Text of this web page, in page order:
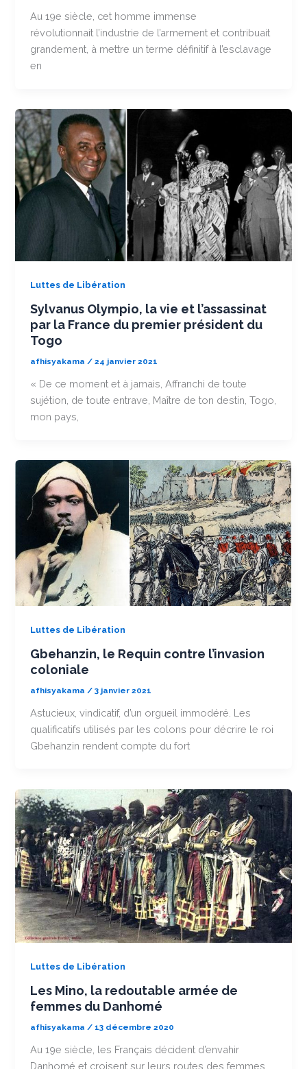
Au 19e siècle, cet homme immense
révolutionnait l’industrie de l’armement et contribuait
grandement, à mettre un terme définitif à l’esclavage
en
Luttes de Libération
Sylvanus Olympio, la vie et l’assassinat
par la France du premier président du
Togo
afhisyakama/24 janvier 2021
« De ce moment et à jamais, Affranchi de toute
sujétion, de toute entrave, Maître de ton destin, Togo,
mon pays,
Luttes de Libération
Gbehanzin, le Requin contre l’invasion
coloniale
afhisyakama /3 janvier 2021
Astucieux, vindicatif, d’un orgueil immodéré. Les
qualificatifs utilisés par les colons pour décrire le roi
Gbehanzin rendent compte du fort
Luttes de Libération
Les Mino, la redoutable armée de
femmes du Danhomé
afhisyakama/13 décembre 2020
Au 19e siècle, les Français décident d’envahir
Danhomé et croisent sur leurs routes des femmes